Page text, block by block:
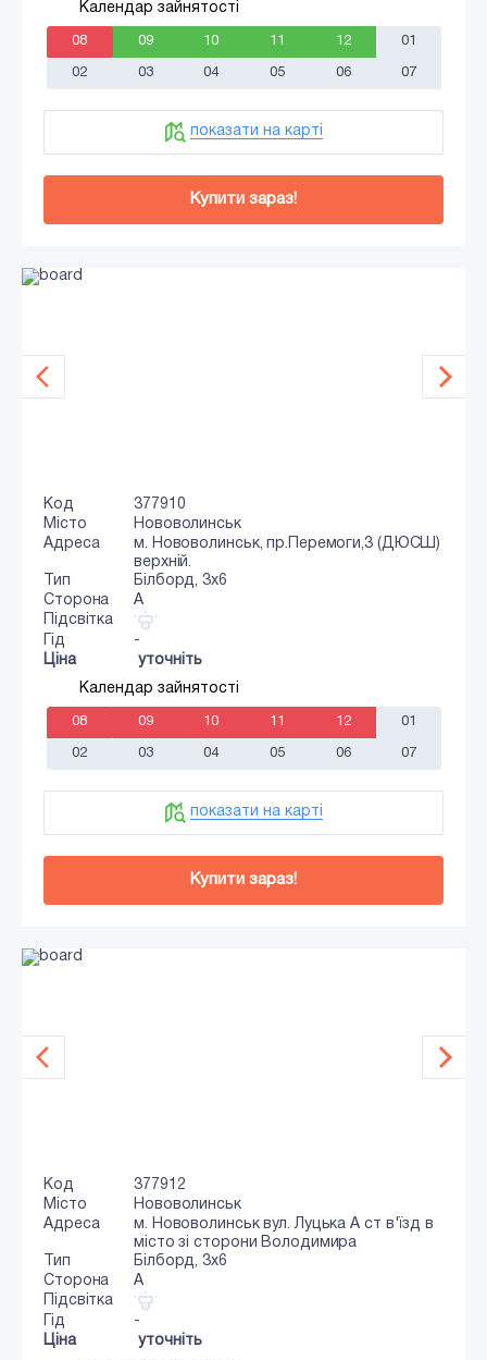
Календар зайнятості
08 09 10 11 12 01
02 03 04 05 06 07
показати на карті
Купити зараз!
Код
377910
Місто
Нововолинськ
Адреса
м. Нововолинськ, пр.Перемоги,3 (ДЮСШ)
верхній.
Тип
Білборд, 3х6
Сторона
A
Підсвітка
Гід
-
Ціна
уточніть
Календар зайнятості
08 09 10 11 12 01
02 03 04 05 06 07
показати на карті
Купити зараз!
Код
377912
Місто
Нововолинськ
Адреса
м. Нововолинськ вул. Луцька А ст в'їзд в
місто зі сторони Володимира
Тип
Білборд, 3х6
Сторона
A
Підсвітка
Гід
-
Ціна
уточніть